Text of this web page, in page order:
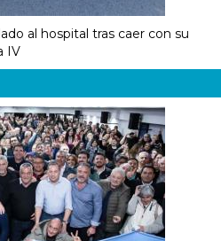
al hospital tras caer con su
IV